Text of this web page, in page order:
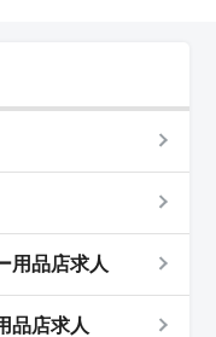
用品店求人
品店求人